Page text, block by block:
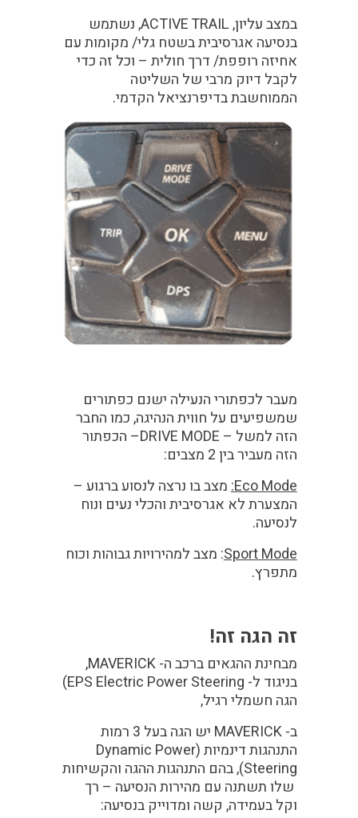
במצב עליון, ACTIVE TRAIL, נשתמש
בנסיעה אגרסיבית בשטח גלי/ מקומות עם
אחיזה רופפת/ דרך חולית – וכל זה כדי
לקבל דיוק מרבי של השליטה
הממוחשבת בדיפרנציאל הקדמי.
מעבר לכפתורי הנעילה ישנם כפתורים
שמשפיעים על חווית הנהיגה, כמו החבר
הזה למשל – DRIVE MODE– הכפתור
הזה מעביר בין 2 מצבים:
Eco Mode
:מצב בו נרצה לנסוע ברגוע –
המצערת לא אגרסיבית והכלי נעים ונוח
לנסיעה.
Sport Mode: מצב למהירויות גבוהות וכוח
מתפרץ.
זה הגה זה!
מבחינת ההגאים ברכב ה- MAVERICK,
בניגוד ל- EPS Electric Power Steering
)
הגה חשמלי רגיל,
ב- MAVERICK יש הגה בעל 3 רמות
התנהגות דינמיות (Dynamic Power
Steering), בהם התנהגות ההגה והקשיחות
שלו תשתנה עם מהירות הנסיעה – רך
וקל בעמידה, קשה ומדוייק בנסיעה: